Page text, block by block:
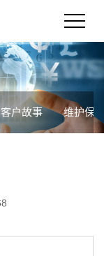
客户故事 维护保